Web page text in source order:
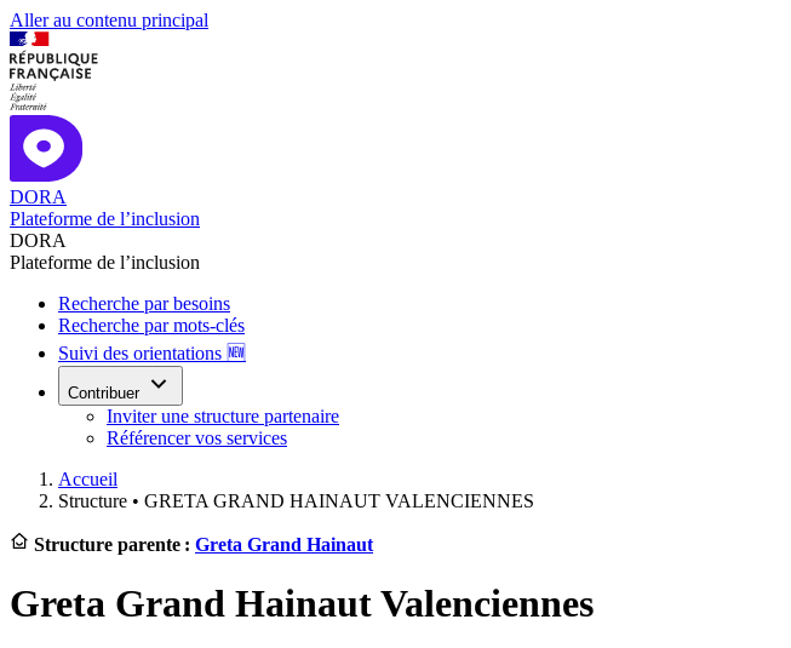
Aller au contenu principal
DORA
Plateforme de l’inclusion
DORA
Plateforme de l’inclusion
Recherche par besoins
Recherche par mots-clés
Suivi des orientations 🆕
Contribuer
Inviter une structure partenaire
Référencer vos services
Accueil
Structure • GRETA GRAND HAINAUT VALENCIENNES
Structure parente : Greta Grand Hainaut
Greta Grand Hainaut Valenciennes